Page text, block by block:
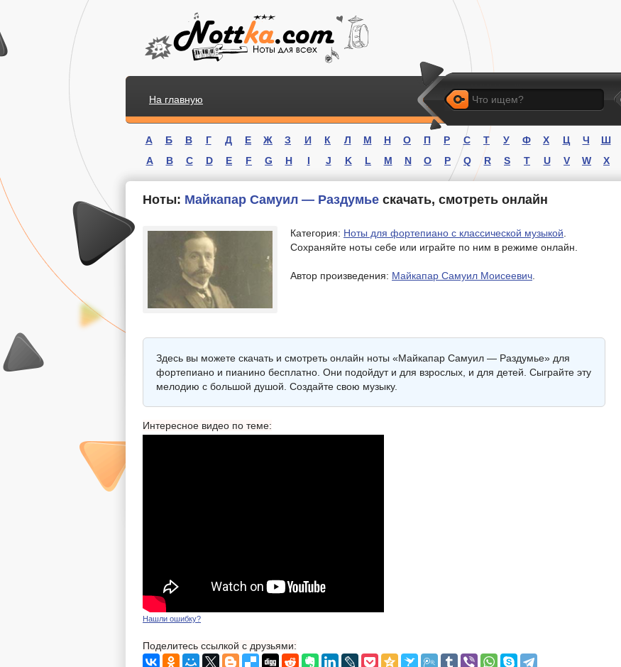
На главную
Искать
А Б В Г Д Е Ж З И К Л М Н О П Р С Т У Ф Х Ц Ч Ш
A
B C D E F G H I J K L M N O P Q R S T U V W X
Ноты: Майкапар Самуил — Раздумье скачать, смотреть онлайн
Категория: Ноты для фортепиано с классической музыкой
Сохраняйте ноты себе или играйте по ним в режиме онлайн.
Автор произведения: Майкапар Самуил Моисеевич
Здесь вы можете скачать и смотреть онлайн ноты «Майкапар Самуил — Раздумье» для
фортепиано и пианино бесплатно. Они подойдут и для взрослых, и для детей. Сыграйте эту
мелодию с большой душой. Создайте свою музыку.
Интересное видео по теме:
Нашли ошибку?
Поделитесь ссылкой с друзьями: